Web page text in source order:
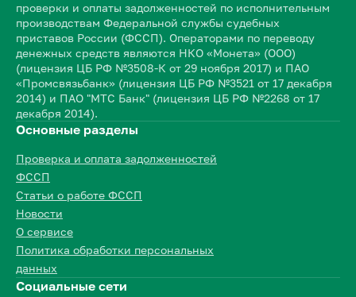
проверки и оплаты задолженностей по исполнительным
производствам Федеральной службы судебных
приставов России (ФССП). Операторами по переводу
денежных средств являются НКО «Монета» (ООО)
(лицензия ЦБ РФ №3508-К от 29 ноября 2017) и ПАО
«Промсвязьбанк» (лицензия ЦБ РФ №3521 от 17 декабря
2014) и ПАО "МТС Банк" (лицензия ЦБ РФ №2268 от 17
декабря 2014).
Основные разделы
Проверка и оплата задолженностей
ФССП
Статьи о работе ФССП
Новости
О сервисе
Политика обработки персональных
данных
Социальные сети